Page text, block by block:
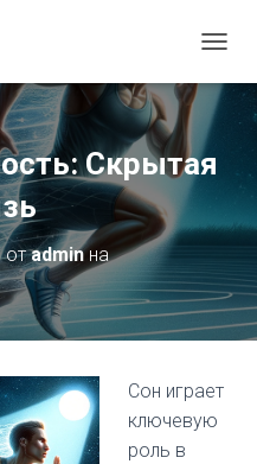
Скрытая
отadminна
Сон играет
ключевую
роль в